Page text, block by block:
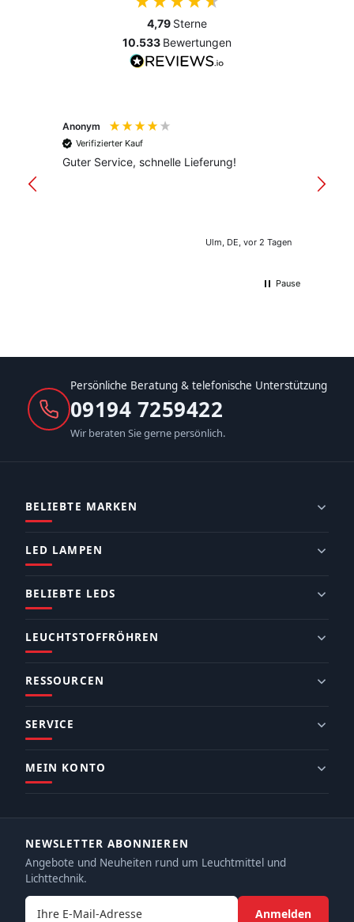
4,79 Sterne
10.533 Bewertungen
Anonym
Verifizierter Kauf
Guter Service, schnelle Lieferung!
Ulm, DE, vor 2 Tagen
Pause
Persönliche Beratung & telefonische Unterstützung
09194 7259422
Wir beraten Sie gerne persönlich.
BELIEBTE MARKEN
LED LAMPEN
BELIEBTE LEDS
LEUCHTSTOFFRÖHREN
RESSOURCEN
SERVICE
MEIN KONTO
NEWSLETTER ABONNIEREN
Angebote und Neuheiten rund um Leuchtmittel und
Lichttechnik.
E-Mail-Adresse
Anmelden